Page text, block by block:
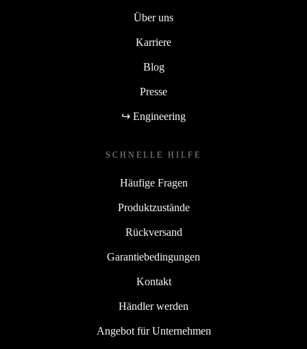
Über uns
Karriere
Blog
Presse
↪ Engineering
SCHNELLE HILFE
Häufige Fragen
Produktzustände
Rückversand
Garantiebedingungen
Kontakt
Händler werden
Angebot für Unternehmen